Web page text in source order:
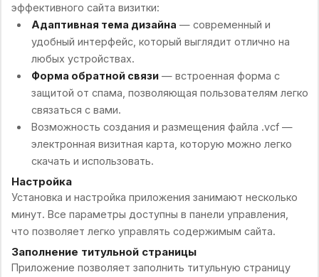
эффективного сайта визитки:
Адаптивная тема дизайна — современный и
удобный интерфейс, который выглядит отлично на
любых устройствах.
Форма обратной связи— встроенная форма с
защитой от спама, позволяющая пользователям легко
связаться с вами.
Возможность создания и размещения файла .vcf —
электронная визитная карта, которую можно легко
скачать и использовать.
Настройка
Установка и настройка приложения занимают несколько
минут. Все параметры доступны в панели управления,
что позволяет легко управлять содержимым сайта.
Заполнение титульной страницы
Приложение позволяет заполнить титульную страницу